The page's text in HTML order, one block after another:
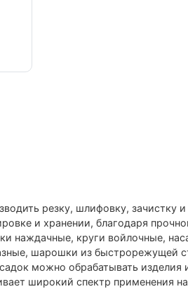
резку, шлифовку, зачистку
и хранении, благодаря
наждачные, круги войлочные,
шарошки из быстрорежущей
можно обрабатывать изделия
широкий спектр применения